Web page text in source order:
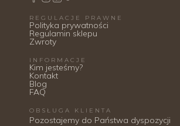
REGULACJE PRAWNE
Polityka prywatności
Regulamin sklepu
Zwroty
INFORMACJE
Kim jesteśmy?
Kontakt
Blog
FAQ
OBSŁUGA KLIENTA
Pozostajemy do Państwa dyspozycji